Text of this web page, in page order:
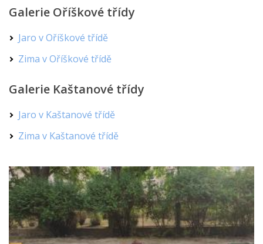
Galerie Oříškové třídy
Jaro v Oříškové třídě
Zima v Oříškové třídě
Galerie Kaštanové třídy
Jaro v Kaštanové třídě
Zima v Kaštanové třídě